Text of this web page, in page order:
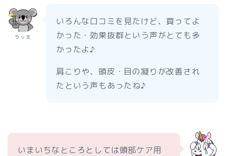
ラッ太
いろんな口コミを見たけど、買ってよ
かった・効果抜群という声がとても多
かったよ♪
肩こりや、頭皮・目の凝りが改善され
たという声もあったね♪
いまいちなところとしては頭部ケア用